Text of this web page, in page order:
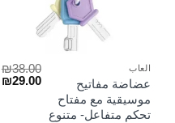
العاب
عضاضة مفاتيح
موسيقية مع مفتاح
تحكم متفاعل- متنوع
₪38.00
السعر₪29.00